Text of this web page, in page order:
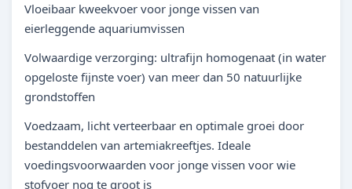
Vloeibaar kweekvoer voor jonge vissen van
eierleggende aquariumvissen
Volwaardige verzorging: ultrafijn homogenaat (in water
opgeloste fijnste voer) van meer dan 50 natuurlijke
grondstoffen
Voedzaam, licht verteerbaar en optimale groei door
bestanddelen van artemiakreeftjes. Ideale
voedingsvoorwaarden voor jonge vissen voor wie
stofvoer nog te groot is